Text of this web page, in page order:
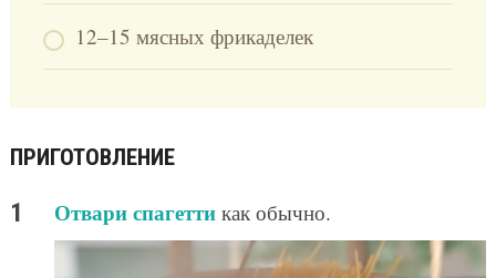
12–15 мясных фрикаделек
ПРИГОТОВЛЕНИЕ
Отвари спагеттикак обычно.